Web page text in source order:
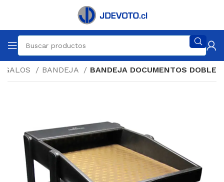
BANDEJA BANDEJA DOCUMENTOS DOBLE